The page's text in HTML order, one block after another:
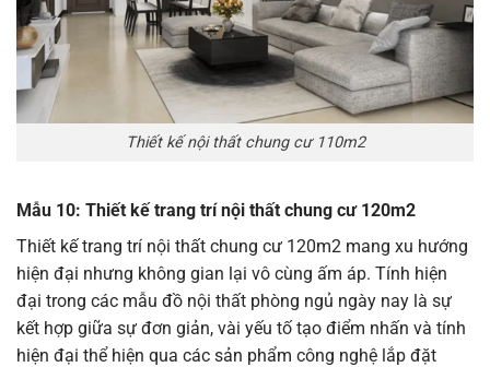
Thiết kế nội thất chung cư 110m2
Mẫu 10: Thiết kế trang trí nội thất chung cư 120m2
Thiết kế trang trí nội thất chung cư 120m2 mang xu hướng
hiện đại nhưng không gian lại vô cùng ấm áp. Tính hiện
đại trong các mẫu đồ nội thất phòng ngủ ngày nay là sự
kết hợp giữa sự đơn giản, vài yếu tố tạo điểm nhấn và tính
hiện đại thể hiện qua các sản phẩm công nghệ lắp đặt